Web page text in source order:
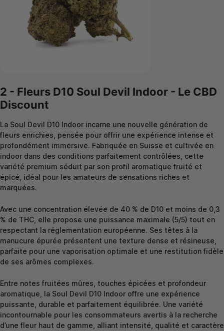
2 - Fleurs D10 Soul Devil Indoor - Le CBD
Discount
La Soul Devil D10 Indoor incarne une nouvelle génération de
fleurs enrichies, pensée pour offrir une expérience intense et
profondément immersive. Fabriquée en Suisse et cultivée en
indoor dans des conditions parfaitement contrôlées, cette
variété premium séduit par son profil aromatique fruité et
épicé, idéal pour les amateurs de sensations riches et
marquées.
Avec une concentration élevée de 40 % de D10 et moins de 0,3
% de THC, elle propose une puissance maximale (5/5) tout en
respectant la réglementation européenne. Ses têtes à la
manucure épurée présentent une texture dense et résineuse,
parfaite pour une vaporisation optimale et une restitution fidèle
de ses arômes complexes.
Entre notes fruitées mûres, touches épicées et profondeur
aromatique, la Soul Devil D10 Indoor offre une expérience
puissante, durable et parfaitement équilibrée. Une variété
incontournable pour les consommateurs avertis à la recherche
d’une fleur haut de gamme, alliant intensité, qualité et caractère